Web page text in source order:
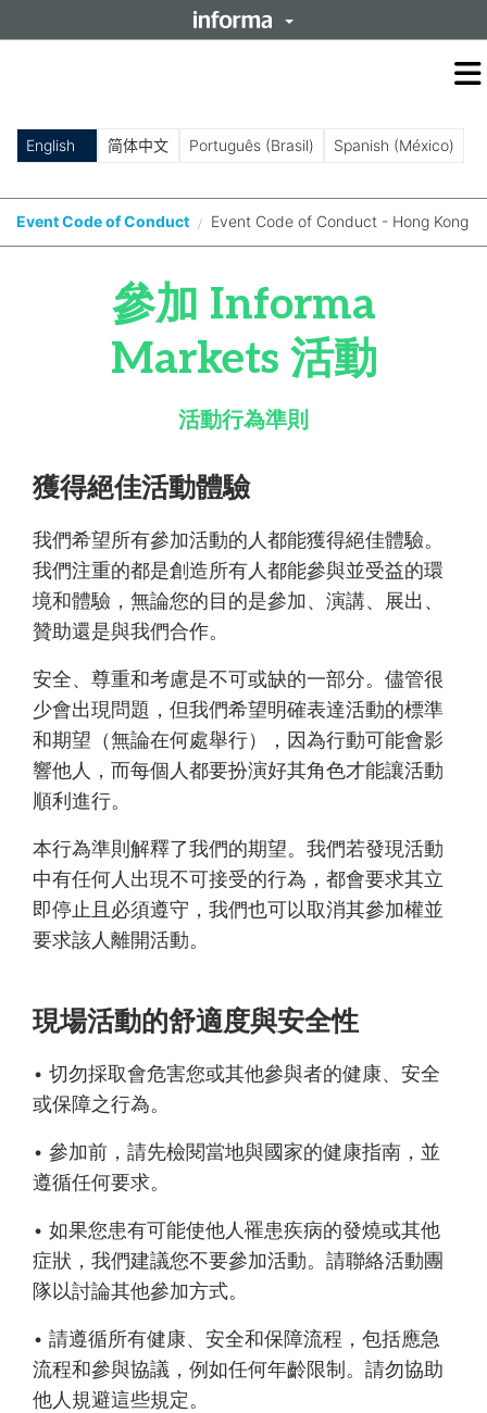
English 简体中文 Português (Brasil) Spanish (México)
Event Code of Conduct / Event Code of Conduct - Hong Kong
參加 Informa
Markets 活動
活動行為準則
獲得絕佳活動體驗
我們希望所有參加活動的人都能獲得絕佳體驗。
我們注重的都是創造所有人都能參與並受益的環
境和體驗，無論您的目的是參加、演講、展出、
贊助還是與我們合作。
安全、尊重和考慮是不可或缺的一部分。儘管很
少會出現問題，但我們希望明確表達活動的標準
和期望（無論在何處舉行），因為行動可能會影
響他人，而每個人都要扮演好其角色才能讓活動
順利進行。
本行為準則解釋了我們的期望。我們若發現活動
中有任何人出現不可接受的行為，都會要求其立
即停止且必須遵守，我們也可以取消其參加權並
要求該人離開活動。
現場活動的舒適度與安全性
• 切勿採取會危害您或其他參與者的健康、安全
或保障之行為。
• 參加前，請先檢閱當地與國家的健康指南，並
遵循任何要求。
• 如果您患有可能使他人罹患疾病的發燒或其他
症狀，我們建議您不要參加活動。請聯絡活動團
隊以討論其他參加方式。
• 請遵循所有健康、安全和保障流程，包括應急
流程和參與協議，例如任何年齡限制。請勿協助
他人規避這些規定。